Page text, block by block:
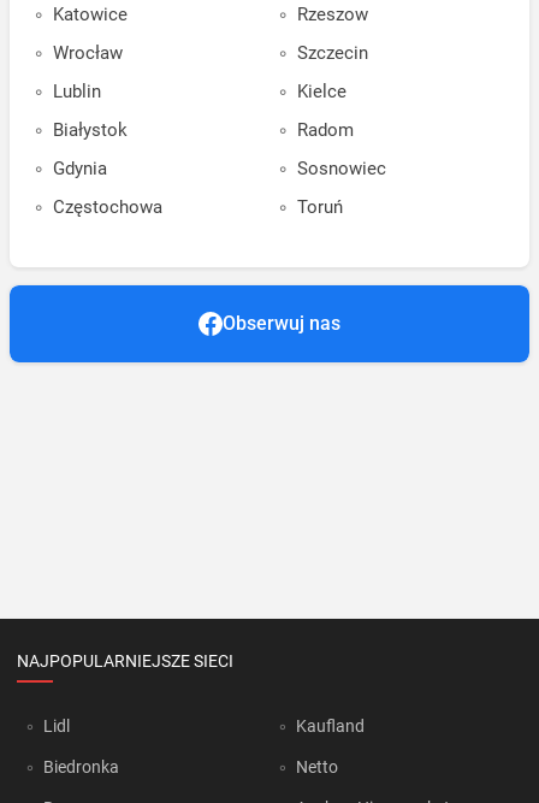
Katowice
Wrocław
Lublin
Białystok
Gdynia
Częstochowa
Rzeszow
Szczecin
Kielce
Radom
Sosnowiec
Toruń
Obserwuj nas
NAJPOPULARNIEJSZE SIECI
Lidl
Biedronka
Kaufland
Netto